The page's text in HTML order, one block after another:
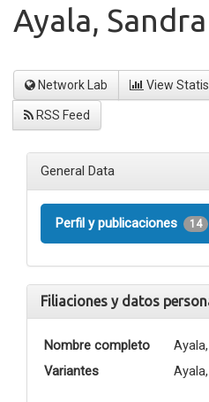
Ayala,
Network Lab View
RSS Feed
General Data
Perfil y publicaciones 14
Filiaciones y datos
Nombre completo
Variantes